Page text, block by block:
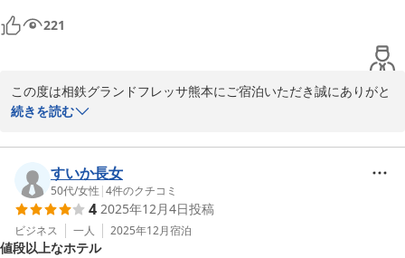
相鉄グランドフレッサ熊本
フロントスタッフ
2025-12-09
221
この度は相鉄グランドフレッサ熊本にご宿泊いただき誠にありがと
うございます。また貴重なご意見をお寄せいただき、重ねてお礼申
熊本遠征の際のご利用が、良い旅行の始まりとなったとのこと、ス
タッフ一同大変嬉しく思います。
また、駐車場や立地、最上階のお部屋についてもご満足いただけた
ようで何よりでございます。
続きを読む
すいか長女
50代/女性 |4件のクチコミ
4 2025年12月4日投稿
ビジネス 一人 2025年12月宿泊
値段以上なホテル